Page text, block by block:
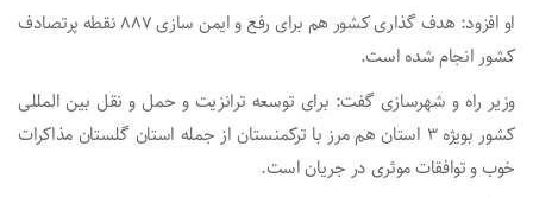
او افزود: هدف گذاری کشور هم برای رفع و ایمن سازی ۸۸۷ نقطه پرتصادف
کشور انجام شده است.
وزیر راه و شهرسازی گفت: برای توسعه ترانزیت و حمل و نقل بین المللی
کشور بویژه ۳ استان هم مرز با ترکمنستان از جمله استان گلستان مذاکرات
خوب و توافقات موثری در جریان است.